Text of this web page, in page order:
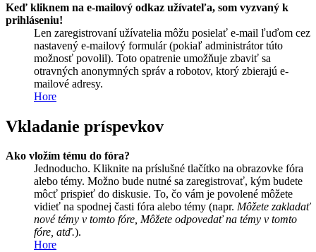
Keď kliknem na e-mailový odkaz užívateľa, som vyzvaný k
prihláseniu!
Len zaregistrovaní užívatelia môžu posielať e-mail ľuďom cez
nastavený e-mailový formulár (pokiaľ administrátor túto
možnosť povolil). Toto opatrenie umožňuje zbaviť sa
otravných anonymných správ a robotov, ktorý zbierajú e-
mailové adresy.
Hore
Vkladanie príspevkov
Ako vložím tému do fóra?
Jednoducho. Kliknite na príslušné tlačítko na obrazovke fóra
alebo témy. Možno bude nutné sa zaregistrovať, kým budete
môcť prispieť do diskusie. To, čo vám je povolené môžete
vidieť na spodnej časti fóra alebo témy (napr. Môžete zakladať
nové témy v tomto fóre, Môžete odpovedať na témy v tomto
fóre, atď.).
Hore